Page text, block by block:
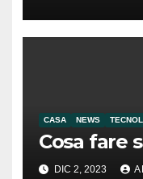
CASA NEWS
Cosa fare
DIC 2, 2023